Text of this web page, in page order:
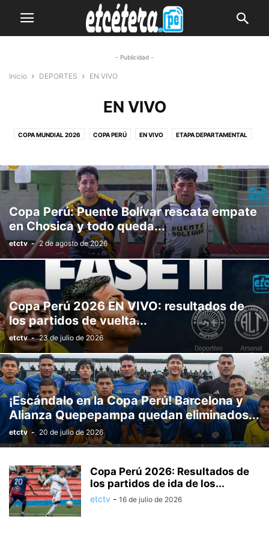
- Publicidad -
Inicio DEPORTES EN VIVO
EN VIVO
COPA MUNDIAL 2026 COPA PERÚ EN VIVO ETAPA DEPARTAMENTAL
LIGA 2 LIGA 3 SELECCIÓN PERUANA
Copa Perú: Puente Bolívar rescata empate
en Chosica y todo queda...
etctv - 2 de agosto de 2026
Copa Perú 2026 EN VIVO: resultados de
los partidos de vuelta...
etctv - 23 de julio de 2026
¡Escándalo en la Copa Perú! Barcelona y
Alianza Quepepampa quedan eliminados...
etctv - 20 de julio de 2026
Copa Perú 2026: Resultados de
los partidos de ida de los...
etctv - 16 de julio de 2026